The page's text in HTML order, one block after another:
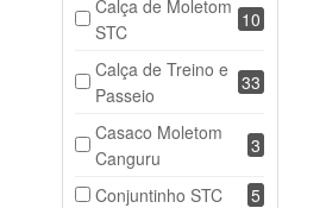
Calça de Moletom
STC
10
Calça de Treino e
Passeio
33
Casaco Moletom
Canguru
3
Conjuntinho STC
5